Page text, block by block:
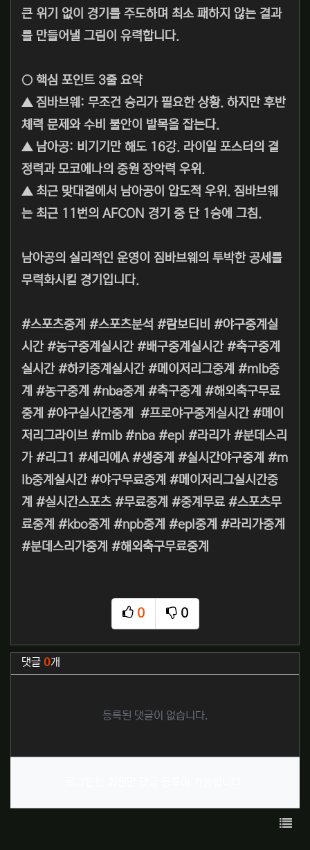
큰 위기 없이 경기를 주도하며 최소 패하지 않는 결과
를 만들어낼 그림이 유력합니다.
○ 핵심 포인트 3줄 요약
▲ 짐바브웨: 무조건 승리가 필요한 상황. 하지만 후반
체력 문제와 수비 불안이 발목을 잡는다.
▲ 남아공: 비기기만 해도 16강. 라이일 포스터의 결
정력과 모코에나의 중원 장악력 우위.
▲ 최근 맞대결에서 남아공이 압도적 우위. 짐바브웨
는 최근 11번의 AFCON 경기 중 단 1승에 그침.
남아공의 실리적인 운영이 짐바브웨의 투박한 공세를
무력화시킬 경기입니다.
#스포츠중계 #스포츠분석 #람보티비 #야구중계실
시간 #농구중계실시간 #배구중계실시간 #축구중계
실시간 #하키중계실시간 #메이저리그중계 #mlb중
계 #농구중계 #nba중계 #축구중계 #해외축구무료
중계 #야구실시간중계 #프로야구중계실시간 #메이
저리그라이브 #mlb #nba #epl #라리가 #분데스리
가 #리그1 #세리에A #생중계 #실시간야구중계 #m
lb중계실시간 #야구무료중계 #메이저리그실시간중
계 #실시간스포츠 #무료중계 #중계무료 #스포츠무
료중계 #kbo중계 #npb중계 #epl중계 #라리가중계
#분데스리가중계 #해외축구무료중계
0
추천
0
비추천
관련자료
댓글 0개
등록된 댓글이 없습니다.
목록